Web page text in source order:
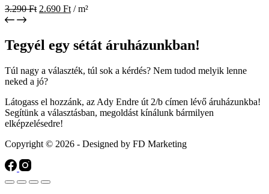
3.290Ft 2.690 Ft / m²
Tegyél egy sétát áruházunkban!
Túl nagy a választék, túl sok a kérdés? Nem tudod melyik lenne
neked a jó?
Látogass el hozzánk, az Ady Endre út 2/b címen lévő áruházunkba!
Segítünk a választásban, megoldást kínálunk bármilyen
elképzelésedre!
Copyright © 2026 - Designed by FD Marketing